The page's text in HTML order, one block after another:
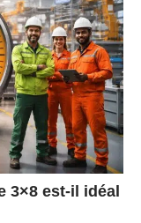
3×8 est-il idéal